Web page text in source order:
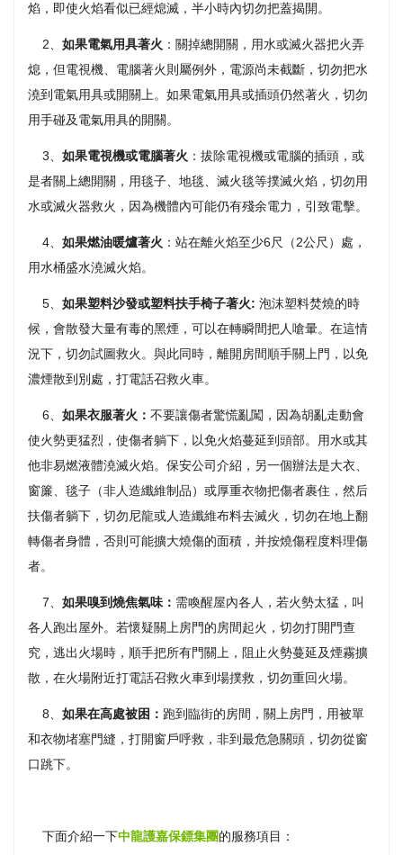
焰，即使火焰看似已經熄滅，半小時內切勿把蓋揭開。
2、 如果電氣用具著火 ：關掉總開關，用水或滅火器把火弄
熄，但電視機、電腦著火則屬例外，電源尚未截斷，切勿把水
澆到電氣用具或開關上。如果電氣用具或插頭仍然著火，切勿
用手碰及電氣用具的開關。
3、 如果電視機或電腦著火 ：拔除電視機或電腦的插頭，或
是者關上總開關，用毯子、地毯、滅火毯等撲滅火焰，切勿用
水或滅火器救火，因為機體內可能仍有殘余電力，引致電擊。
4、 如果燃油暖爐著火 ：站在離火焰至少6尺（2公尺）處，
用水桶盛水澆滅火焰。
5、 如果塑料沙發或塑料扶手椅子著火: 泡沫塑料焚燒的時
候，會散發大量有毒的黑煙，可以在轉瞬間把人嗆暈。在這情
況下，切勿試圖救火。與此同時，離開房間順手關上門，以免
濃煙散到別處，打電話召救火車。
6、 如果衣服著火： 不要讓傷者驚慌亂闖，因為胡亂走動會
使火勢更猛烈，使傷者躺下，以免火焰蔓延到頭部。用水或其
他非易燃液體澆滅火焰。保安公司介紹，另一個辦法是大衣、
窗簾、毯子（非人造纖維制品）或厚重衣物把傷者裹住，然后
扶傷者躺下，切勿尼龍或人造纖維布料去滅火，切勿在地上翻
轉傷者身體，否則可能擴大燒傷的面積，并按燒傷程度料理傷
者。
7、 如果嗅到燒焦氣味： 需喚醒屋內各人，若火勢太猛，叫
各人跑出屋外。若懷疑關上房門的房間起火，切勿打開門查
究，逃出火場時，順手把所有門關上，阻止火勢蔓延及煙霧擴
散，在火場附近打電話召救火車到場撲救，切勿重回火場。
8、 如果在高處被困： 跑到臨街的房間，關上房門，用被單
和衣物堵塞門縫，打開窗戶呼救，非到最危急關頭，切勿從窗
口跳下。
下面介紹一下中龍護嘉保鏢集團的服務項目：